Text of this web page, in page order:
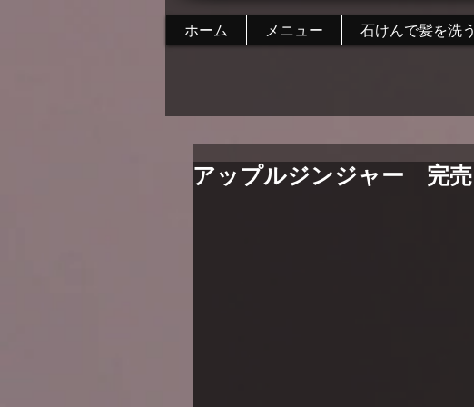
ホーム メニュー 石けんで髪を洗う
アップルジンジャー 完売